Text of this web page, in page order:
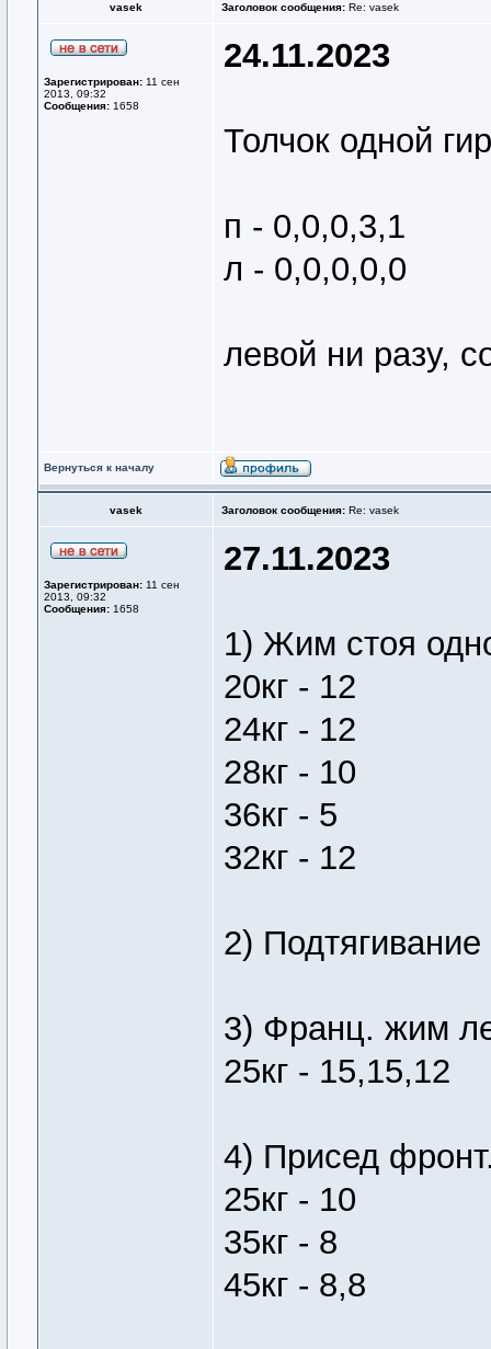
vasek Заголовок сообщения: Re: vasek
Зарегистрирован: 11 сен
2013, 09:32
Сообщения: 1658
24.11.2023
Толчок одной
п - 0,0,0,3,1
л - 0,0,0,0,0
левой ни разу,
Вернуться к началу
vasek Заголовок сообщения: Re: vasek
Зарегистрирован: 11 сен
2013, 09:32
Сообщения: 1658
27.11.2023
1) Жим стоя
20кг - 12
24кг - 12
28кг - 10
36кг - 5
32кг - 12
2)
3) Франц. жим
25кг - 15,15,12
4) Присед
25кг - 10
35кг - 8
45кг - 8,8